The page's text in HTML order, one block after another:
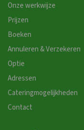
Onze werkwijze
Prijzen
Boeken
Annuleren & Verzekeren
Optie
Adressen
Cateringmogelijkheden
Contact